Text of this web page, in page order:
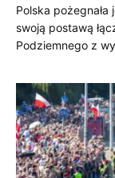
Polska
swoją postawą
Podziemnego z